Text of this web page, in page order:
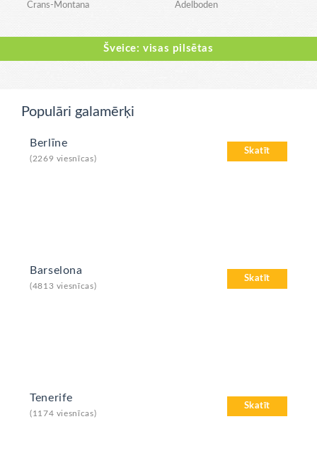
Crans-Montana Adelboden
Šveice: visas pilsētas
Populāri galamērķi
Skatīt
Berlīne
(2269 viesnīcas)
Skatīt
Barselona
(4813 viesnīcas)
Skatīt
Tenerife
(1174 viesnīcas)